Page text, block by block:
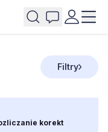
Filtry
korekt